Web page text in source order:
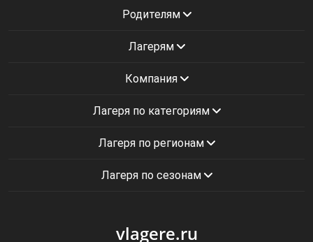
Родителям
Лагерям
Компания
Лагеря по категориям
Лагеря по регионам
Лагеря по сезонам
vlagere.ru